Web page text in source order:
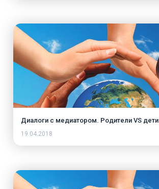
Диалоги с медиатором. Родители VS дети
19.04.2018